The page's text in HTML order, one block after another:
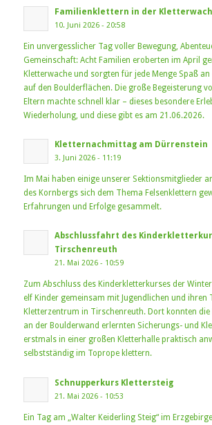
Familienklettern in der
10. Juni 2026 - 20:58
Ein unvergesslicher Tag voller Bewegung,
Gemeinschaft: Acht Familien eroberten im April
Kletterwache und sorgten für jede Menge Spaß an
auf den Boulderflächen. Die große Begeisterung
Eltern machte schnell klar – dieses besondere
Wiederholung, und diese gibt es am 21.06.2026.
Kletternachmittag am Dürrenstein
3. Juni 2026 - 11:19
Im Mai haben einige unserer Sektionsmitglieder
des Kornbergs sich dem Thema Felsenklettern
Erfahrungen und Erfolge gesammelt.
Abschlussfahrt des
Tirschenreuth
21. Mai 2026 - 10:59
Zum Abschluss des Kinderkletterkurses der
elf Kinder gemeinsam mit Jugendlichen und ihren
Kletterzentrum in Tirschenreuth. Dort konnten
an der Boulderwand erlernten Sicherungs- und
erstmals in einer großen Kletterhalle praktisch
selbstständig im Toprope klettern.
Schnupperkurs Klettersteig
21. Mai 2026 - 10:53
Ein Tag am „Walter Keiderling Steig“ im